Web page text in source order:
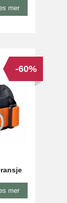
mer
-60%
mer